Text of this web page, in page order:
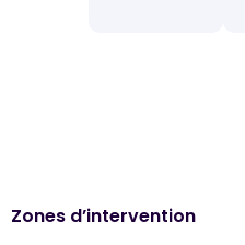
Zones d’intervention